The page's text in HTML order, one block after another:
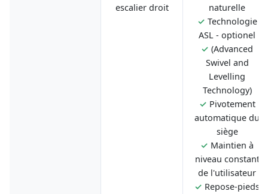
escalier droit
naturelle
✓ Technologie
ASL - optionel
✓ (Advanced
Swivel and
Levelling
Technology)
✓ Pivotement
automatique du
siège
✓ Maintien à
niveau constant
de l'utilisateur
✓ Repose-pieds